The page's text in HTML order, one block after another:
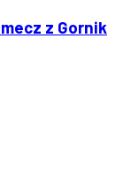
z Gornik